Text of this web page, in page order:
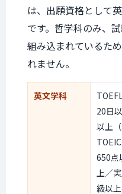
は、出願資格として
です。哲学科のみ、
組み込まれているた
れません。
英文学科
20日
以上
650点
上／
級以